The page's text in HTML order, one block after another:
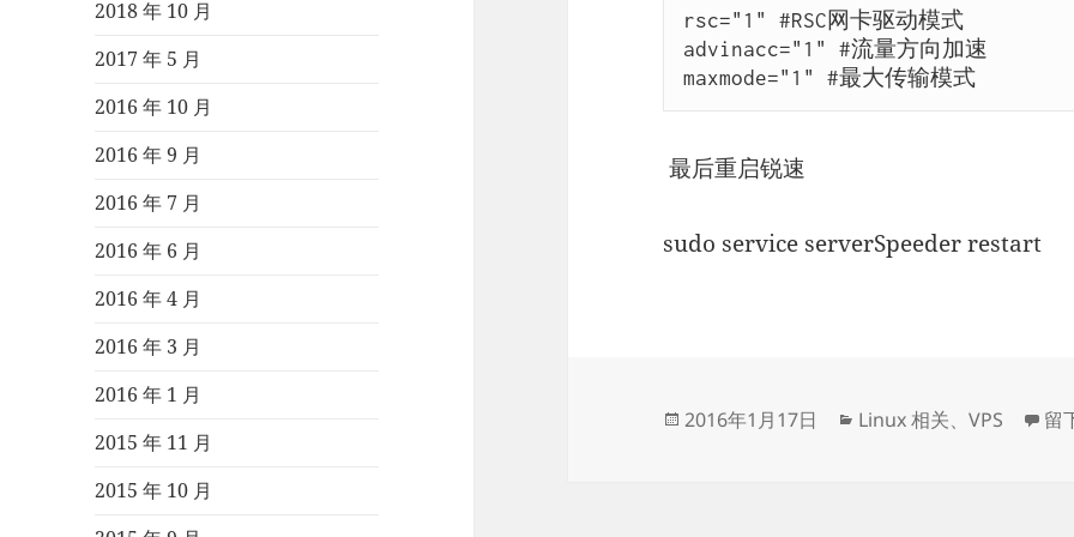
2018 年 10 月
2017 年 5 月
2016 年 10 月
2016 年 9 月
2016 年 7 月
2016 年 6 月
2016 年 4 月
2016 年 3 月
2016 年 1 月
2015 年 11 月
2015 年 10 月
rsc="1" #RSC网卡驱动模式
advinacc="1" #流量方向加速
maxmode="1" #最大传输模式
最后重启锐速
sudo service serverSpeederrestart
发
2016年1月17日
分
Linux 相关、VPS 于
留